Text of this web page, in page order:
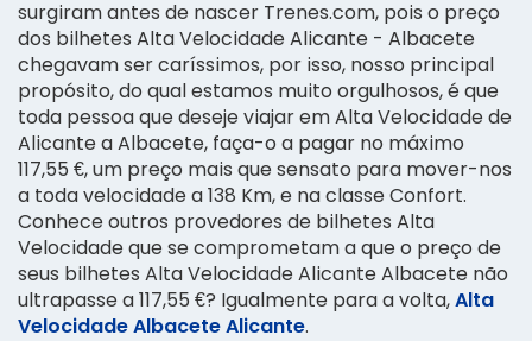
surgiram antes de nascer Trenes.com, pois o preço
dos bilhetes Alta Velocidade Alicante - Albacete
chegavam ser caríssimos, por isso, nosso principal
propósito, do qual estamos muito orgulhosos, é que
toda pessoa que deseje viajar em Alta Velocidade de
Alicante a Albacete, faça-o a pagar no máximo
117,55 €, um preço mais que sensato para mover-nos
a toda velocidade a 138 Km, e na classe Confort.
Conhece outros provedores de bilhetes Alta
Velocidade que se comprometam a que o preço de
seus bilhetes Alta Velocidade Alicante Albacete não
ultrapasse a 117,55 €? Igualmente para a volta,Alta
Velocidade Albacete Alicante.